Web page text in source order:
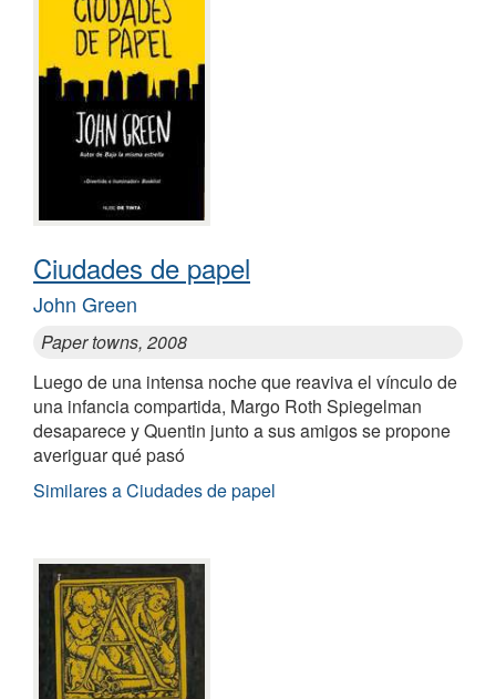
Ciudades de papel
John Green
Paper towns, 2008
Luego de una intensa noche que reaviva el vínculo de
una infancia compartida, Margo Roth Spiegelman
desaparece y Quentin junto a sus amigos se propone
averiguar qué pasó
Similares a Ciudades de papel